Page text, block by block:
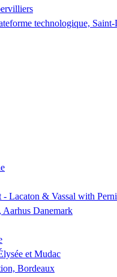
technologique,
Lacaton & Vassal with
Danemark
et Mudac
Bordeaux